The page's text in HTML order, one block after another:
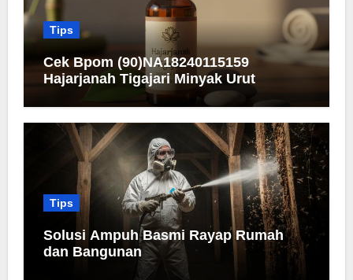
Tips
Cek Bpom (90)NA18240115159
Hajarjanah Tigajari Minyak Urut
Tips
Solusi Ampuh Basmi Rayap Rumah
dan Bangunan